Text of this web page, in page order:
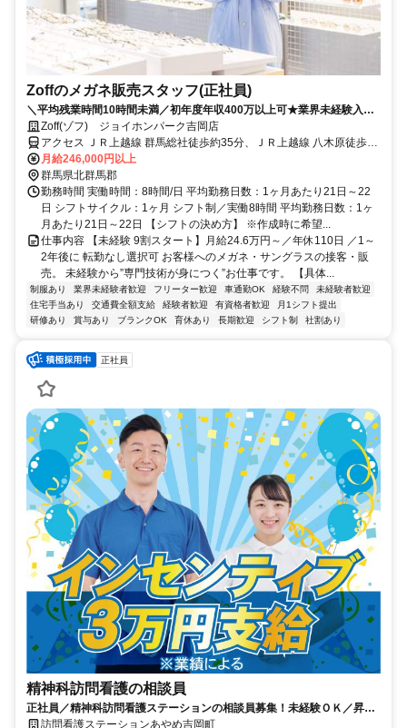
Zoffのメガネ販売スタッフ(正社員)
＼平均残業時間10時間未満／初年度年収400万以上可★業界未経験入社
90%★充実したOJTあり★面接2回で内定まで1カ月以内★2026年8月・
9月入社歓迎
Zoff(ゾフ) ジョイホンパーク吉岡店
アクセス ＪＲ上越線 群馬総社徒歩約35分、ＪＲ上越線 八木原徒歩約
42分、ＪＲ吾妻線 渋川徒歩約83分 群馬総社駅（JR）周辺
月給246,000円以上
群馬県北群馬郡
勤務時間 実働時間：8時間/日 平均勤務日数：1ヶ月あたり21日～22
日 シフトサイクル：1ヶ月 シフト制／実働8時間 平均勤務日数：1ヶ
月あたり21日～22日 【シフトの決め方】 ※作成時に希望...
仕事内容 【未経験 9割スタート】月給24.6万円～／年休110日 ／1～
2年後に 転勤なし選択可 お客様へのメガネ・サングラスの接客・販
売。 未経験から”専門技術が身につく”お仕事です。 【具体...
制服あり 業界未経験者歓迎 フリーター歓迎 車通勤OK 経験不問
未経験者歓迎
住宅手当あり
交通費全額支給 経験者歓迎 有資格者歓迎
月1シフト提出
研修あり
賞与あり ブランクOK 育休あり 長期歓迎 シフト制 社割あり
正社員
精神科訪問看護の相談員
正社員／精神科訪問看護ステーションの相談員募集！未経験ＯＫ／昇
給・賞与あり／インセンティブあり
訪問看護ステーションあやめ吉岡町